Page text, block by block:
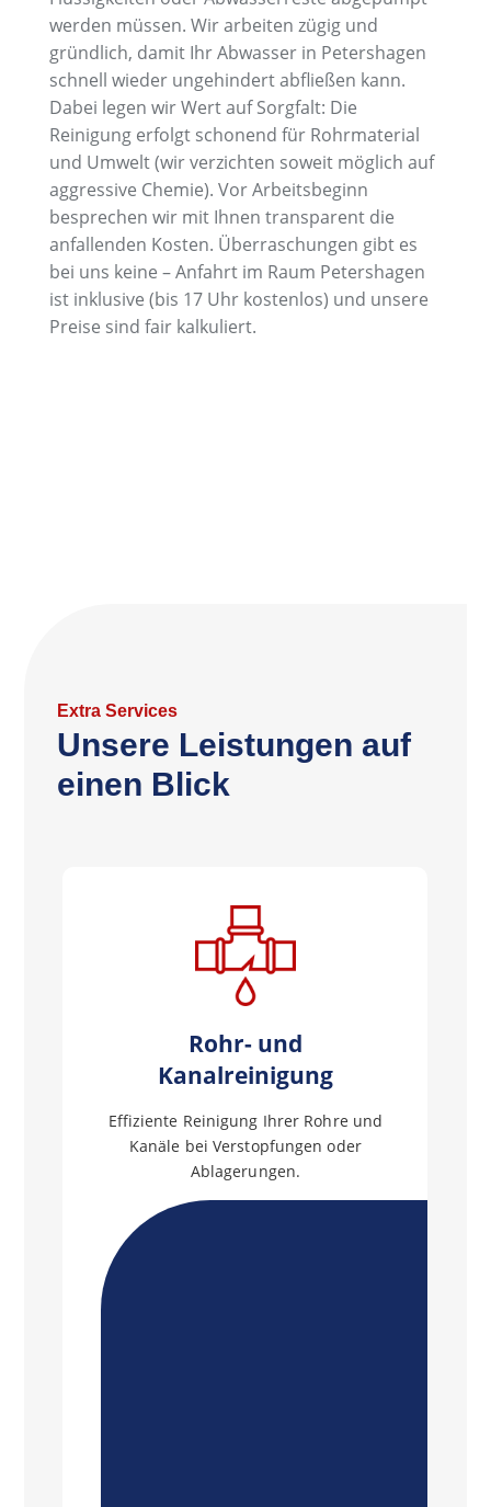
werden müssen. Wir arbeiten zügig und
gründlich, damit Ihr Abwasser in Petershagen
schnell wieder ungehindert abfließen kann.
Dabei legen wir Wert auf Sorgfalt: Die
Reinigung erfolgt schonend für Rohrmaterial
und Umwelt (wir verzichten soweit möglich auf
aggressive Chemie). Vor Arbeitsbeginn
besprechen wir mit Ihnen transparent die
anfallenden Kosten. Überraschungen gibt es
bei uns keine – Anfahrt im Raum Petershagen
ist inklusive (bis 17 Uhr kostenlos) und unsere
Preise sind fair kalkuliert.
Extra Services
Unsere Leistungen auf
einen Blick
Rohr- und
Kanalreinigung
Effiziente Reinigung Ihrer Rohre und
Kanäle bei Verstopfungen oder
Ablagerungen.